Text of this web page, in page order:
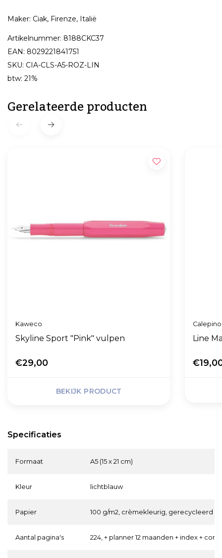
Maker: Ciak, Firenze, Italië
Artikelnummer: 8188CKC37
EAN: 8029221841751
SKU: CIA-CLS-A5-ROZ-LIN
btw: 21%
Specificaties
Formaat A5 (15 x 21 cm)
Kleur lichtblauw
Papier 100 g/m2, crèmekleurig, gerecycleerd
Aantal pagina's 224, + planner 12 maanden + index +
Gerelateerde producten
Kaweco
Skyline Sport "Pink" vulpen
€29,00
BEKIJK PRODUCT
Calepino
Line